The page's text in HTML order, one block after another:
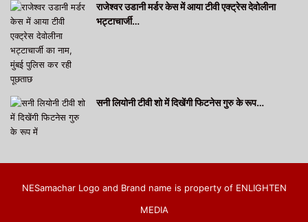
राजेश्वर उडानी मर्डर केस में आया टीवी एक्ट्रेस देवोलीना
भट्टाचार्जी…
सनी लियोनी टीवी शो में दिखेंगी फिटनेस गुरु के रूप…
NESamachar Logo and Brand name is property of ENLIGHTEN
MEDIA